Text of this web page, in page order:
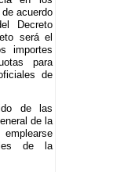
acuerdo
Decreto
será el
importes
para
de
de las
de la
de la